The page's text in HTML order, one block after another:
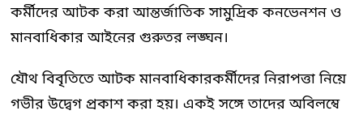
কর্মীদের আটক করা আন্তর্জাতিক সামুদ্রিক কনভেনশন ও
মানবাধিকার আইনের গুরুতর লঙ্ঘন।
যৌথ বিবৃতিতে আটক মানবাধিকারকর্মীদের নিরাপত্তা নিয়ে
গভীর উদ্বেগ প্রকাশ করা হয়। একই সঙ্গে তাদের অবিলম্বে